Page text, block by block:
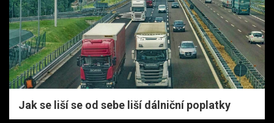
Jak se liší se od sebe liší dálniční poplatky